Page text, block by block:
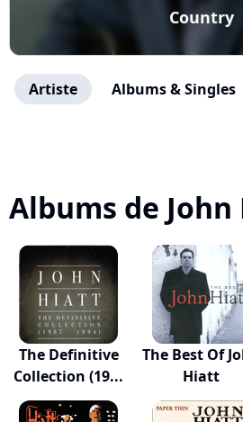
Country
Artiste Albums & Singles
Albums de
The Definitive
Collection (19...
The Best Of
Hiatt